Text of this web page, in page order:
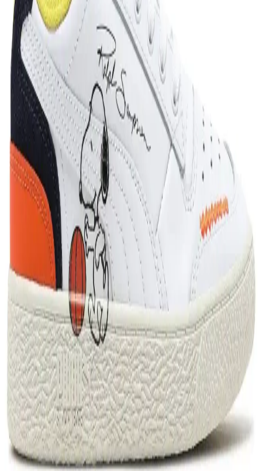
Bu karşılaştırma, Puma Active Small Logo Tee 58672511 ile Puma
ESS Logo Tee 58666602 ürünlerinin kumaş tipi, kalıp, kol tipi ve
tasarım farklarını veri odaklı olarak karşılaştırır; kullanıcı deneyimi,
üretici bilgileri ve menşe detaylarını özetleyerek karar sürecini
kolaylaştırır.
Puma Carina Street Kadın Spor Ayakkabıları
Karşılaştırması ve Özellikleri
Bu makalede Puma Carina Street Bej Kadın Sneaker ve spor
ayakkabısının tasarım, konfor ve dayanıklılık açısından
karşılaştırması yapılıyor. Kullanıcı geri bildirimleri ve ürün
detaylarıyla her iki ürünün avantajları ve dezavantajları inceleniyor.
Puma ESS Logo Hoodie İncelemesi Spor ve Günlük
Kullanım İçin Uygun Tasarım ve Özellikler
Puma ESS Logo Hoodie, yüksek kaliteli kumaşı, çok renkli tasarımı
ve tüm sezon kullanım avantajlarıyla spor ve günlük yaşamda tercih
edilen şık ve fonksiyonel bir ürün.
Adidas Eşofman ve Keko Stili: Spor Giyim ve Moda
Dünyasındaki Teknolojik Yenilikler
Adidas eşofmanlar ve keko stili, Neo ve Original serileriyle spor
modasında rahatlık ve şıklığı bir araya getiriyor. BOOST teknolojisi
ve marka mirası, spor giyim trendlerini şekillendiriyor.
Puma Ultra Play FG/AG: Çok Yönlü ve Hafif
Futbol Ayakkabısı Teknolojisi
Puma Ultra Play FG/AG, hafif ve dayanıklı yapısıyla çok yönlü
kullanım sağlar, zemin uyumu ve konfor sunar, modern tasarımıyla
performansı yükseltir ve sahada fark yaratmak isteyenler için
idealdir.
Puma ve Peanuts İşbirliği Moda Dünyasında
Yenilikçi ve Eğlenceli Bir Adım
Puma ve Peanuts işbirliği, moda ve pop kültürünü bir araya getirerek
yenilikçi ve eğlenceli tasarımlar sunuyor. Sınırlı üretim
koleksiyonlar, nostalji ve modernliği harmanlayan detaylarla dikkat